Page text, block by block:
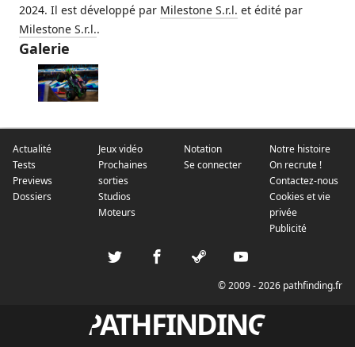
2024. Il est développé par Milestone S.r.l. et édité par
Milestone S.r.l..
Galerie
Actualité
Tests
Previews
Dossiers
Jeux vidéo
Prochaines
sorties
Studios
Moteurs
Notation
Se connecter
Notre histoire
On recrute !
Contactez-nous
Cookies et vie
privée
Publicité
© 2009 - 2026 pathfinding.fr
PATHFINDING